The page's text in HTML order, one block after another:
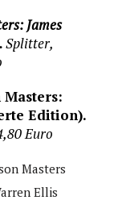
James
Splitter,
Edition).
Euro
Masters
Ellis